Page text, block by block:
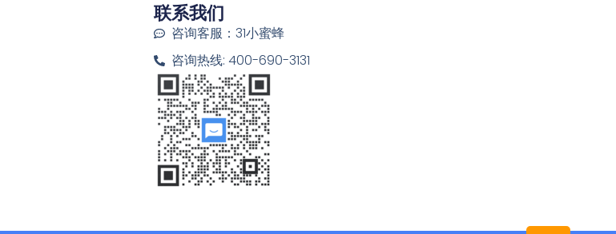
联系我们
咨询客服：31小蜜蜂
咨询热线: 400-690-3131